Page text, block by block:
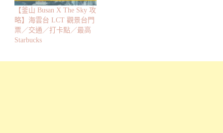
【釜山 Busan X The Sky 攻
略】海雲台 LCT 觀景台門
票／交通／打卡點／最高
Starbucks